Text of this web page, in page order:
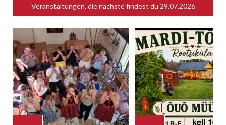
Veranstaltungen, die nächste findest du 29.07.2026